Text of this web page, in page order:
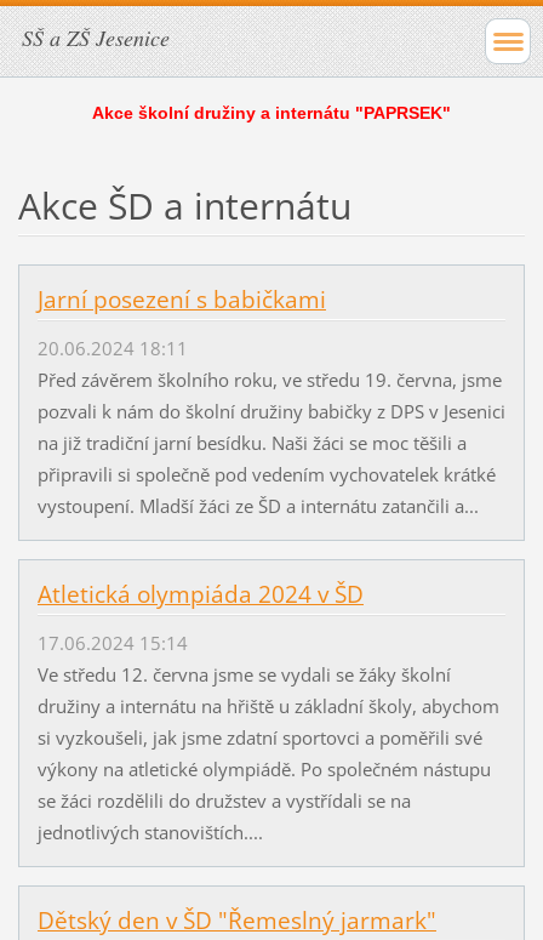
SŠ a ZŠ Jesenice
Akce školní družiny a internátu "PAPRSEK"
Akce ŠD a internátu
Jarní posezení s babičkami
20.06.2024 18:11
Před závěrem školního roku, ve středu 19. června, jsme
pozvali k nám do školní družiny babičky z DPS v Jesenici
na již tradiční jarní besídku. Naši žáci se moc těšili a
připravili si společně pod vedením vychovatelek krátké
vystoupení. Mladší žáci ze ŠD a internátu zatančili a...
Atletická olympiáda 2024 v ŠD
17.06.2024 15:14
Ve středu 12. června jsme se vydali se žáky školní
družiny a internátu na hřiště u základní školy, abychom
si vyzkoušeli, jak jsme zdatní sportovci a poměřili své
výkony na atletické olympiádě. Po společném nástupu
se žáci rozdělili do družstev a vystřídali se na
jednotlivých stanovištích....
Dětský den v ŠD "Řemeslný jarmark"